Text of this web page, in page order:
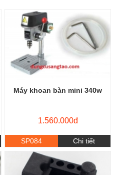
Máy khoan bàn mini 340w
1.560.000đ
SP084 Chi tiết